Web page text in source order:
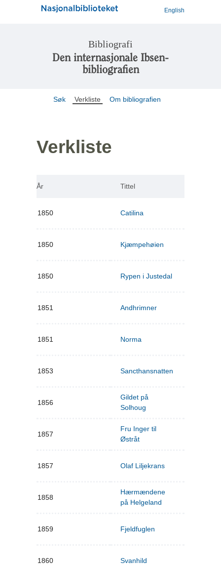
English
Bibliografi
Den internasjonale Ibsen-
bibliografien
Søk Verkliste Om bibliografien
Verkliste
År Tittel
1850 Catilina
1850 Kjæmpehøien
1850 Rypen i Justedal
1851 Andhrimner
1851 Norma
1853 Sancthansnatten
1856
Gildet på
Solhoug
1857
Fru Inger til
Østråt
1857 Olaf Liljekrans
1858
Hærmændene
på Helgeland
1859 Fjeldfuglen
1860 Svanhild